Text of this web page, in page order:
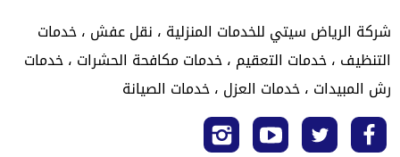
شركة الرياض سيتي للخدمات المنزلية ، نقل عفش ، خدمات
التنظيف ، خدمات التعقيم ، خدمات مكافحة الحشرات ، خدمات
رش المبيدات ، خدمات العزل ، خدمات الصيانة
تابعنا
تابعنا
تابعنا
تابعنا